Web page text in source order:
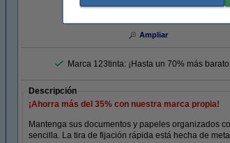
Ampliar
Marca 123tinta: ¡Hasta un 70% más
Descripción
¡Ahorra más del 35% con nuestra marca propia!
Mantenga sus documentos y papeles organizados
sencilla. La tira de fijación rápida está hecha de